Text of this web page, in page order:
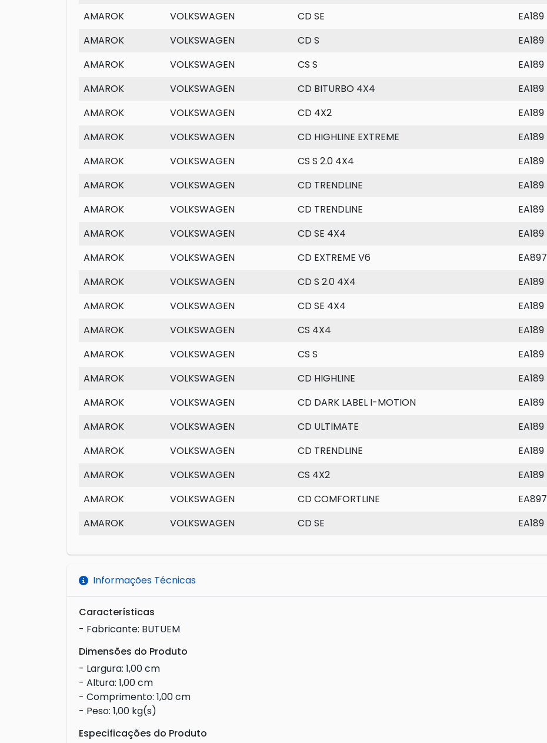
AMAROK
VOLKSWAGEN CD SE EA189
AMAROK
VOLKSWAGEN CD S EA189
AMAROK
VOLKSWAGEN CS S EA189
AMAROK
VOLKSWAGEN CD BITURBO 4X4 EA189
AMAROK
VOLKSWAGEN CD 4X2 EA189
AMAROK
VOLKSWAGEN CD HIGHLINE EXTREME EA189
AMAROK
VOLKSWAGEN CS S 2.0 4X4 EA189
AMAROK
VOLKSWAGEN CD TRENDLINE EA189
AMAROK
VOLKSWAGEN CD TRENDLINE EA189
AMAROK
VOLKSWAGEN CD SE 4X4 EA189
AMAROK
VOLKSWAGEN CD EXTREME V6 EA897
AMAROK
VOLKSWAGEN CD S 2.0 4X4 EA189
AMAROK
VOLKSWAGEN CD SE 4X4 EA189
AMAROK
VOLKSWAGEN CS 4X4 EA189
AMAROK
VOLKSWAGEN CS S EA189
AMAROK
VOLKSWAGEN CD HIGHLINE EA189
AMAROK
VOLKSWAGEN CD DARK LABEL I-MOTION EA189
AMAROK
VOLKSWAGEN CD ULTIMATE EA189
AMAROK
VOLKSWAGEN CD TRENDLINE EA189
AMAROK
VOLKSWAGEN CS 4X2 EA189
AMAROK
VOLKSWAGEN CD COMFORTLINE EA897
AMAROK
VOLKSWAGEN CD SE EA189
Informações Técnicas
Características
- Fabricante: BUTUEM
Dimensões do Produto
- Largura: 1,00 cm
- Altura: 1,00 cm
- Comprimento: 1,00 cm
- Peso: 1,00 kg(s)
Especificações do Produto